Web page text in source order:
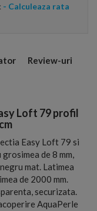
- Calculeaza rata
Review-uri
Loft 79 profil
Easy Loft 79 si
de 8 mm,
mat. Latimea
de 2000 mm.
securizata.
AquaPerle